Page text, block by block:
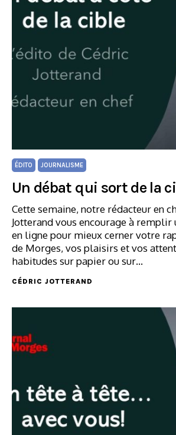
ÉDITO JOURNALISME
Un débat qui sort de la
Cette semaine, notre rédacteur en
Jotterand vous encourage à remplir
en ligne pour mieux cerner votre
de Morges, vos plaisirs et vos
habitudes sur papier ou sur…
CÉDRIC JOTTERAND